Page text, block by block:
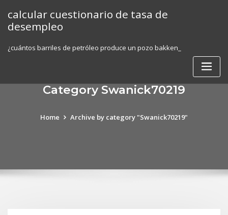
content
calcular cuestionario de tasa de
desempleo
¿cuántos barriles de petróleo produce un pozo bakken_
Category Swanick70219
Home Archive by category "Swanick70219"